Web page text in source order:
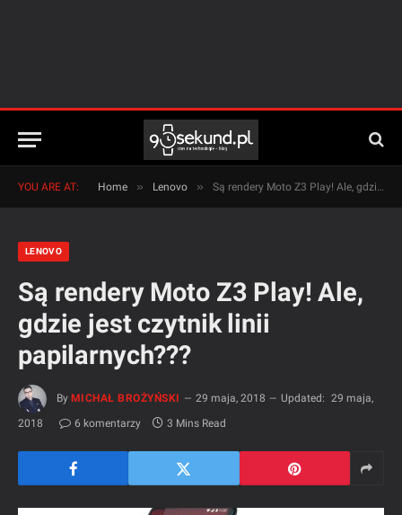
YOU ARE AT: Home » Lenovo » Są rendery Moto Z3 Play! Ale, gdzie jest czytnik linii papilarnych???
LENOVO
Są rendery Moto Z3 Play! Ale,
gdzie jest czytnik linii
papilarnych???
By MICHAŁ BROŻYŃSKI 29 maja, 2018 Updated: 29 maja,
2018
6 komentarzy 3 Mins Read